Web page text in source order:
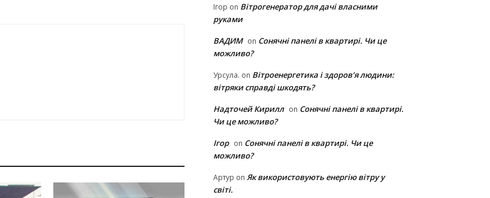
Ігор on Вітрогенератор для дачі власними
руками
ВАДИМ on Сонячні панелі в квартирі. Чи це
можливо?
Урсула. on Вітроенергетика і здоров’я людини:
вітряки cправді шкодять?
Надточей Кирилл on Сонячні панелі в квартирі.
Чи це можливо?
Ігор on Сонячні панелі в квартирі. Чи це
можливо?
Артур on Як використовують енергію вітру у
світі.